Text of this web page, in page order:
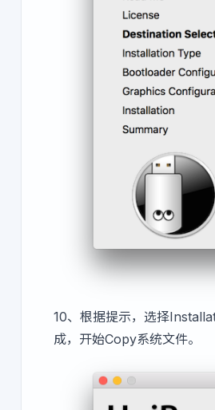
10、根据提示，选择
成，开始Copy系统文件。